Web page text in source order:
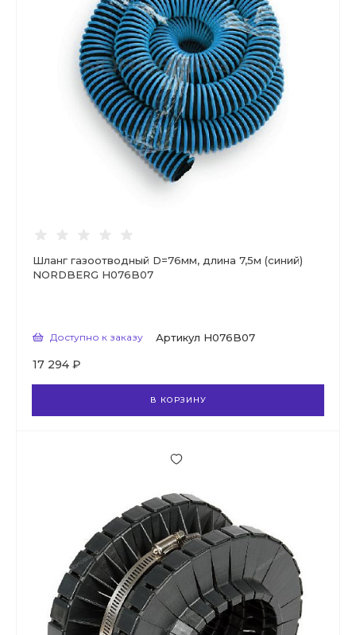
Шланг газоотводный D=76мм, длина 7,5м (синий)
NORDBERG H076B07
Доступно к заказу Артикул H076B07
17 294 ₽
В КОРЗИНУ